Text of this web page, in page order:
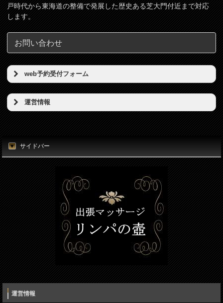
戸時代から東海道の整備で発展した歴史ある芝大門付近まで対応
します。
お問い合わせ
web予約受付フォーム
予約希望日（必須）
時刻（必須）
お名前（必須）
メールアドレス（必須）
電話番号（必須）
メッセージ
運営情報
店名
東京リンパの壺
所在地
東京都港区新橋5丁目5番地3号
電話番号
080-7812-3053
メールアドレス
info@thubo.biz
URL
https://thubo.biz/
運営者名
サイドバー
運営情報